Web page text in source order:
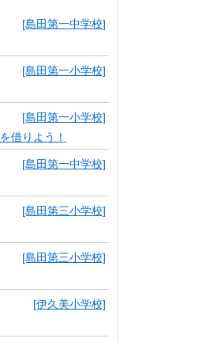
[島田第一中学校]
[島田第一小学校]
[島田第一小学校]
借りよう！
[島田第一中学校]
[島田第三小学校]
[島田第三小学校]
[伊久美小学校]